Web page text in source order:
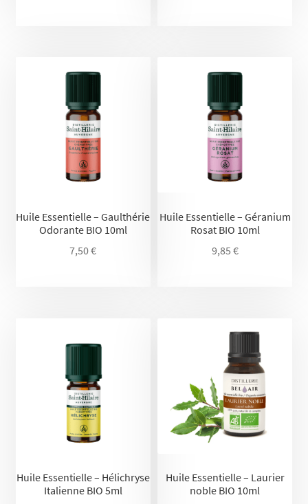
Huile Essentielle – Gaulthérie
Odorante BIO 10ml
7,50€
Huile Essentielle – Géranium
Rosat BIO 10ml
9,85 €
Huile Essentielle – Hélichryse
Italienne BIO 5ml
Huile Essentielle – Laurier
noble BIO 10ml